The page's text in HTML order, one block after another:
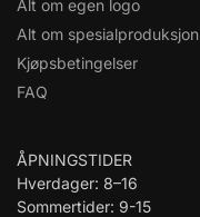
Alt om egen logo
Alt om spesialproduksjon
Kjøpsbetingelser
FAQ
ÅPNINGSTIDER
Hverdager: 8–16
Sommertider: 9-15